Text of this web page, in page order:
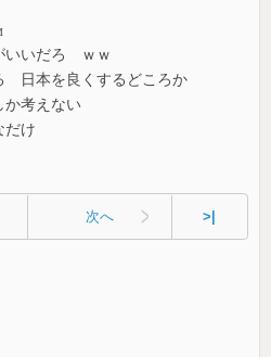
いいだろ ｗｗ
日本を良くするどころか
か考えない
だけ
次へ >|